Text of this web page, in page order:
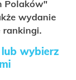
Polaków"
wydanie
rankingi.
wybierz